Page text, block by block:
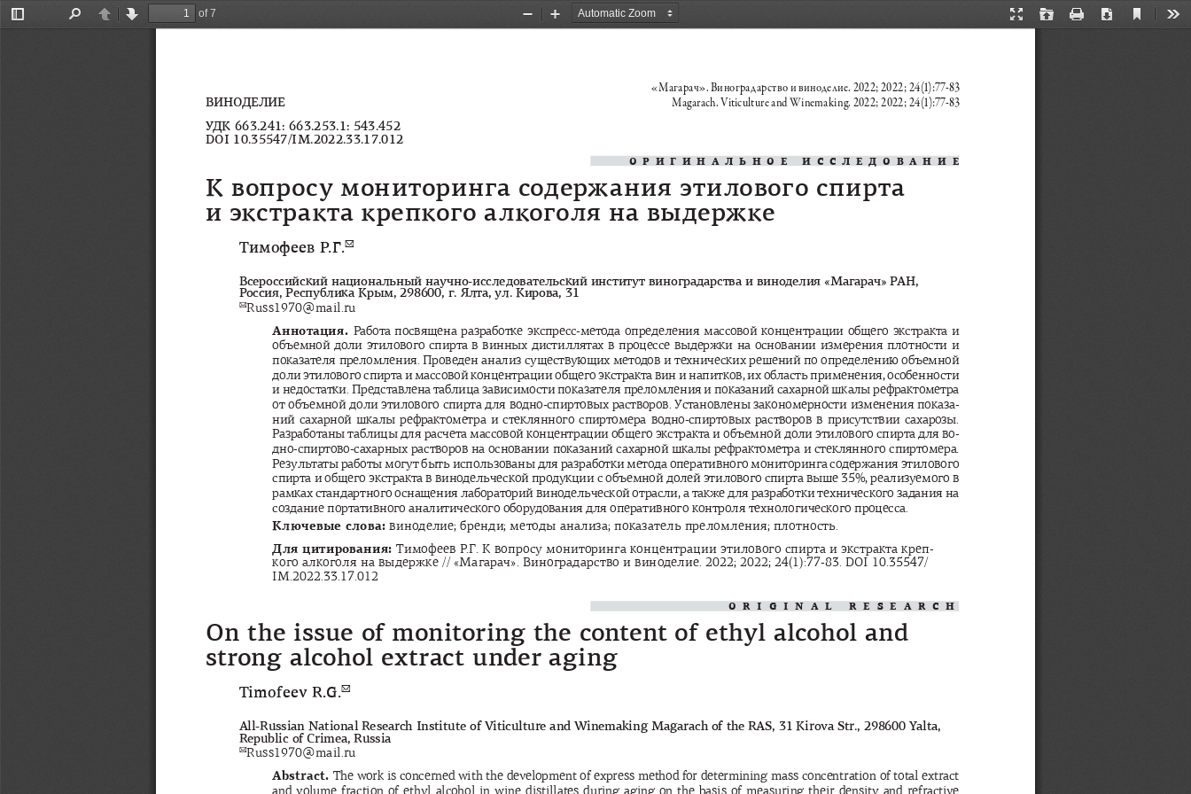
Toggle
PreviousNext
of 7
Presentation
Open Print Download
Current
Zoom
Zoom
ВИНОДЕЛИЕ
«Магарач». Виноградарство и виноделие. 2022; 2022; 24(1):77-83
Magarach. Viticulture and Winemaking. 2022; 2022; 24(1):77-83
УДК 663.241: 663.253.1: 543.452
DOI 10.35547/IM.2022.33.17.012
ОРИГИНАЛЬНОЕ ИССЛЕДОВАНИЕ
К вопросу мониторинга содержания этилового спирта
и экстракта крепкого алкоголя на выдержке
Тимофеев Р.Г.✉
Всероссийский национальный научно-исследовательский институт виноградарства и виноделия «Магарач» РАН,
Россия, Республика Крым, 298600, г. Ялта, ул. Кирова, 31
✉Russ1970@mail.ru
Аннотация. Работа посвящена разработке экспресс-метода определения массовой концентрации общего экстракта и
объемной доли этилового спирта в винных дистиллятах в процессе выдержки на основании измерения плотности и
показателя преломления. Проведен анализ существующих методов и технических решений по определению объемной
долиэтиловогоспиртаимассовойконцентрацииобщегоэкстрактавининапитков, ихобластьприменения, особенности
и недостатки. Представленатаблицазависимостипоказателяпреломленияи показанийсахарнойшкалырефрактометра
от объемной доли этилового спирта для водно-спиртовых растворов. Установлены закономерности изменения показа-
ний сахарной шкалы рефрактометра и стеклянного спиртомера водно-спиртовых растворов в присутствии сахарозы.
Разработаны таблицы для расчета массовой концентрации общего экстракта и объемной доли этилового спирта для во-
дно-спиртово-сахарных растворов на основании показаний сахарной шкалы рефрактометра и стеклянного спиртомера.
Результатыработымогутбыть использованы для разработкиметодаоперативного мониторингасодержанияэтилового
спирта и общего экстракта в винодельческой продукции собъемной долей этилового спирта выше 35%, реализуемого в
рамкахстандартногооснащениялабораторийвинодельческойотрасли, атакжедля разработкитехнического заданияна
создание портативного аналитического оборудования для оперативного контроля технологического процесса.
Ключевые слова: виноделие; бренди; методы анализа; показатель преломления; плотность.
Для цитирования: Тимофеев Р.Г. К вопросу мониторинга концентрации этилового спирта и экстракта креп-
кого алкоголя на выдержке // «Магарач». Виноградарство и виноделие. 2022; 2022; 24(1):77-83. DOI 10.35547/
IM.2022.33.17.012
ORIGINAL RESEARCH
On the issue of monitoring the content of ethyl alcohol and
strong alcohol extract under aging
Timofeev R.G.✉
All-Russian National Research Institute of Viticulture and Winemaking Magarach of the RAS, 31 Kirova Str., 298600 Yalta,
Republic of Crimea, Russia
✉Russ1970@mail.ru
Abstract. The work is concerned with the development of express method for determining mass concentration of total extract